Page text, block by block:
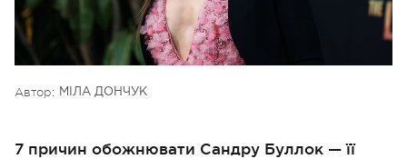
Автор: МІЛА ДОНЧУК
7 причин обожнювати Сандру Буллок — її